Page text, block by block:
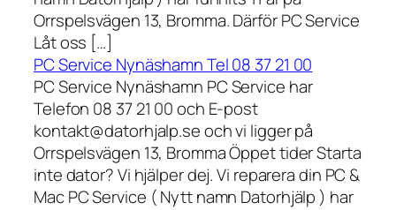
Orrspelsvägen 13, Bromma. Därför PC Service
Låt oss […]
PC Service Nynäshamn Tel 08 37 21 00
PC Service Nynäshamn PC Service har
Telefon 08 37 21 00 och E-post
kontakt@datorhjalp.se och vi ligger på
Orrspelsvägen 13, Bromma Öppet tider Starta
inte dator? Vi hjälper dej. Vi reparera din PC &
Mac PC Service ( Nytt namn Datorhjälp ) har